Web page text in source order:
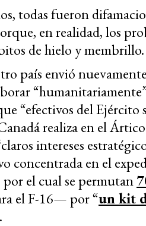
todas fueron
en realidad, los
de hielo y membrillo.
país envió
“efectivos del
realiza en el
intereses
concentrada en el
por el cual se permutan
el F-16— por “un kit